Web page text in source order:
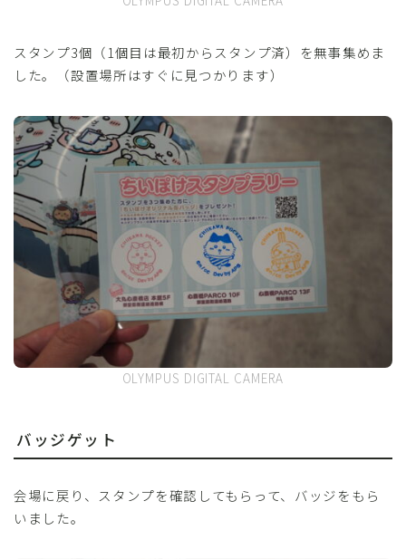
スタンプ3個（1個目は最初からスタンプ済）を無事集めま
した。（設置場所はすぐに見つかります）
OLYMPUS DIGITAL CAMERA
バッジゲット
会場に戻り、スタンプを確認してもらって、バッジをもら
いました。